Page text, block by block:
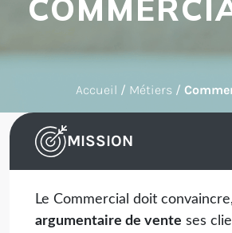
Accueil / Métiers /
MISSION
Le Commercial doit
argumentaire de vente ses